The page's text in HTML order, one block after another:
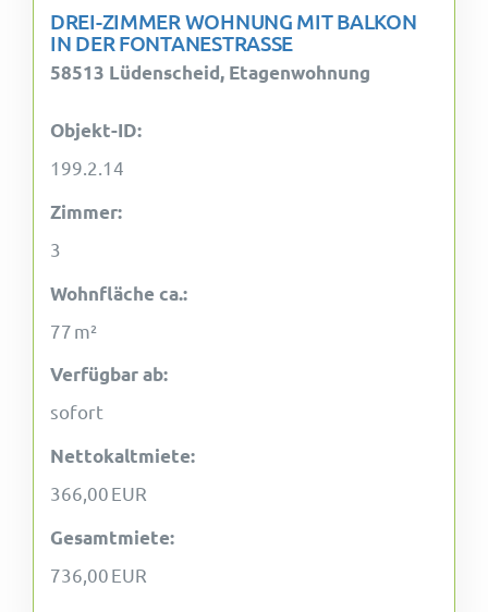
DREI-ZIMMER WOHNUNG MIT BALKON
IN DER FONTANESTRASSE
58513 Lüdenscheid, Etagenwohnung
Objekt-ID:
199.2.14
Zimmer:
3
Wohnfläche ca.:
77 m²
Verfügbar ab:
sofort
Nettokaltmiete:
366,00 EUR
Gesamtmiete:
736,00 EUR